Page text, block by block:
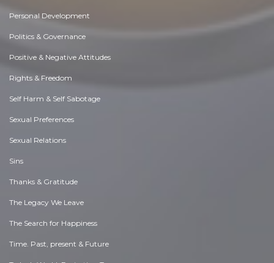
Personal Development
Politics & Governance
Positive & Negative Attitudes
Rights & Freedom
Self Harm & Self Sabotage
Sexual Preferences
Sexual Relations
Sins
Thanks & Gratitude
The Legacy We Leave
The Search for Happiness
Time. Past, present & Future